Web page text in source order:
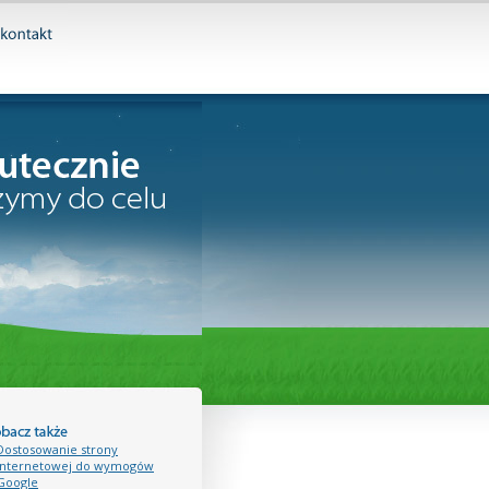
strony
do wymogów